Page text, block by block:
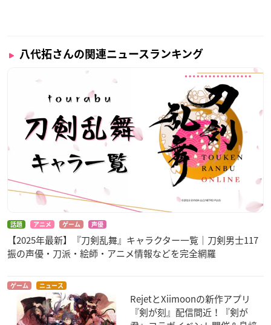
八代拓さんの関連ニュースランキング
話題 アニメ ゲーム 声優
【2025年最新】『刀剣乱舞』キャラクター一覧｜刀剣男士117
振の声優・刀派・絵師・アニメ情報などを完全網羅
ゲーム ニュース
RejetとXiimoonの新作アプリ
『剣が刻』配信間近！『剣が